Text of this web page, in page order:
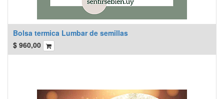
Bolsa termica Lumbar de semillas
$ 960,00